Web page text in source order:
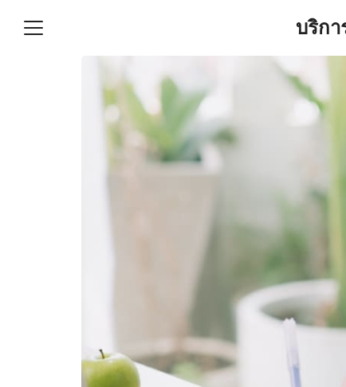
บริก
ญชีและภาษีครบวงจร |